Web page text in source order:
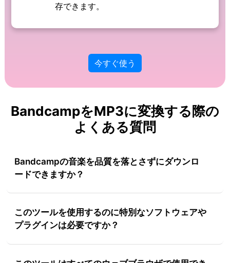
存できます。
今すぐ使う
BandcampをMP3に変換する際の
よくある質問
Bandcampの音楽を品質を落とさずにダウンロ
ードできますか？
このツールを使用するのに特別なソフトウェアや
プラグインは必要ですか？